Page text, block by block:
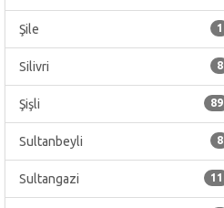
1
Şile
8
Silivri
89
Şişli
8
Sultanbeyli
11
Sultangazi